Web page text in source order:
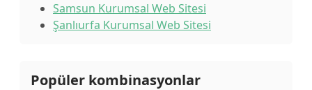
Samsun Kurumsal Web Sitesi
Şanlıurfa Kurumsal Web Sitesi
Popüler kombinasyonlar